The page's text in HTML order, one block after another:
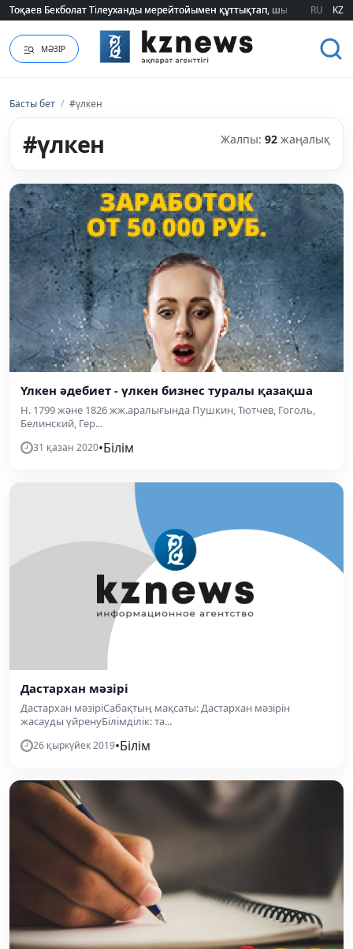
2026 жылғы білім грантын иеленгендердің тізімі жарияланды (ТІЗІМ)
RU KZ
МӘЗІР
Басты бет / #үлкен
#үлкен Жалпы: 92 жаңалық
Үлкен әдебиет - үлкен бизнес туралы қазақша
Н. 1799 және 1826 жж.аралығында Пушкин, Тютчев, Гоголь,
Белинский, Гер...
31 қазан 2020•Білім
Дастархан мәзірі
Дастархан мәзіріСабақтың мақсаты: Дастархан мәзірін
жасауды үйренуБілімділік: та...
26 қыркүйек 2019•Білім